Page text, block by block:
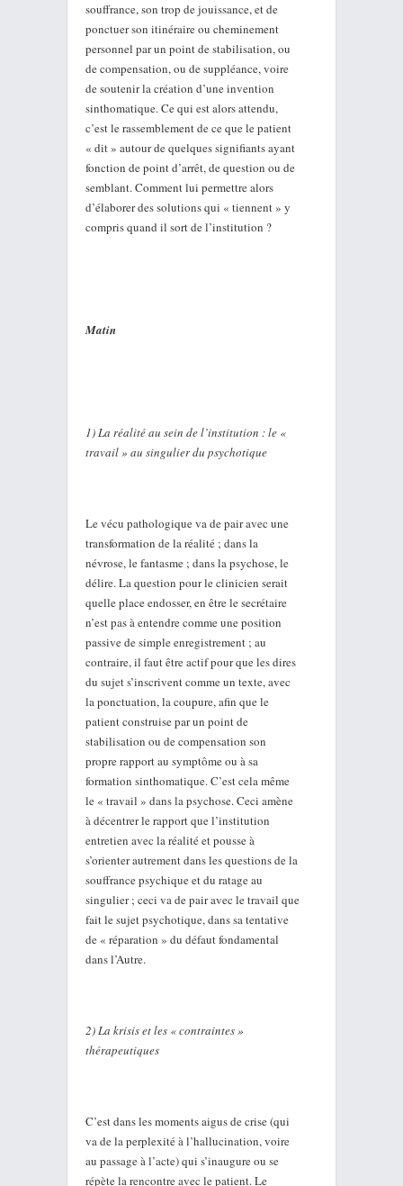
souffrance, son trop de jouissance, et de
ponctuer son itinéraire ou cheminement
personnel par un point de stabilisation, ou
de compensation, ou de suppléance, voire
de soutenir la création d’une invention
sinthomatique. Ce qui est alors attendu,
c’est le rassemblement de ce que le patient
« dit » autour de quelques signifiants ayant
fonction de point d’arrêt, de question ou de
semblant. Comment lui permettre alors
d’élaborer des solutions qui « tiennent » y
compris quand il sort de l’institution ?
Matin
1) La réalité au sein de l’institution : le «
travail » au singulier du psychotique
Le vécu pathologique va de pair avec une
transformation de la réalité ; dans la
névrose, le fantasme ; dans la psychose, le
délire. La question pour le clinicien serait
quelle place endosser, en être le secrétaire
n’est pas à entendre comme une position
passive de simple enregistrement ; au
contraire, il faut être actif pour que les dires
du sujet s’inscrivent comme un texte, avec
la ponctuation, la coupure, afin que le
patient construise par un point de
stabilisation ou de compensation son
propre rapport au symptôme ou à sa
formation sinthomatique. C’est cela même
le « travail » dans la psychose. Ceci amène
à décentrer le rapport que l’institution
entretien avec la réalité et pousse à
s’orienter autrement dans les questions de la
souffrance psychique et du ratage au
singulier ; ceci va de pair avec le travail que
fait le sujet psychotique, dans sa tentative
de « réparation » du défaut fondamental
dans l’Autre.
2) La krisis et les « contraintes »
thérapeutiques
C’est dans les moments aigus de crise (qui
va de la perplexité à l’hallucination, voire
au passage à l’acte) qui s’inaugure ou se
répète la rencontre avec le patient. Le